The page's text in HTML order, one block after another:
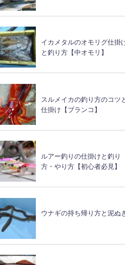
スルメイカ釣りの直結仕掛け
落とし込み釣りの仕掛けとコ
イカメタルのオモリグ仕掛け